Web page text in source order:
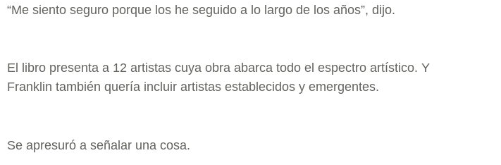
“Me siento seguro porque los he seguido a lo largo de los años”, dijo.
El libro presenta a 12 artistas cuya obra abarca todo el espectro artístico. Y
Franklin también quería incluir artistas establecidos y emergentes.
Se apresuró a señalar una cosa.